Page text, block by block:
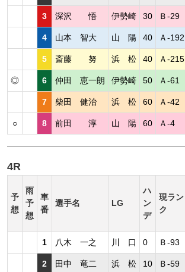
3 深沢 悟 伊勢崎 30 Ｂ-29
4 山本 智大 山 陽 40 Ａ-192
5 斎藤 努 浜 松 40 Ａ-215
◎ 6 仲田 恵一朗 伊勢崎 50 Ａ-61
7 柴田 健治 浜 松 60 Ａ-42
○ 8 前田 淳 山 陽 60 Ａ-4
4R
予
想
雨
予
想
車
番
選手名 LG
ハ
ン
デ
現ラン
ク
1 八木 一之 川 口 0 Ｂ-93
2 田中 竜二 浜 松 10 Ｂ-59